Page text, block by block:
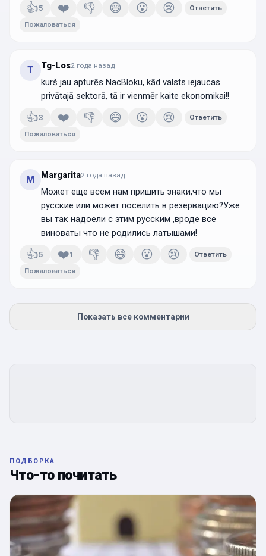
👍5 ❤️ 👎 😄 😮 😢 Ответить
Пожаловаться
T Tg-Los2 года назад
kurš jau apturēs NacBloku, kād valsts iejaucas
privātajā sektorā, tā ir vienmēr kaite ekonomikai!!
👍3 ❤️ 👎 😄 😮 😢 Ответить
Пожаловаться
M Margarita2 года назад
Может еще всем нам пришить знаки,что мы
русские или может поселить в резервацию?Уже
вы так надоели с этим русским ,вроде все
виноваты что не родились латышами!
👍5 ❤️1 👎 😄 😮 😢 Ответить
Пожаловаться
Показать все комментарии
ПОДБОРКА
Что-то почитать